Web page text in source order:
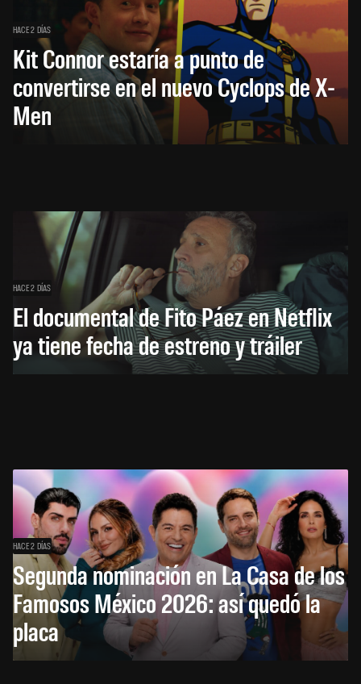
HACE 2 DÍAS
Kit Connor estaría a punto de
convertirse en el nuevo Cyclops de X-
Men
HACE 2 DÍAS
El documental de Fito Páez en Netflix
ya tiene fecha de estreno y tráiler
HACE 2 DÍAS
Segunda nominación en La Casa de los
Famosos México 2026: así quedó la
placa